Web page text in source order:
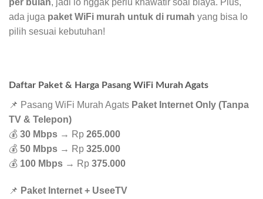
per bulan, jadi lo nggak perlu khawatir soal biaya. Plus,
ada juga paket WiFi murah untuk di rumah yang bisa lo
pilih sesuai kebutuhan!
Daftar Paket & Harga Pasang WiFi Murah Agats
📌 Pasang WiFi Murah Agats Paket Internet Only (Tanpa
TV & Telepon)
💰 30 Mbps → Rp 265.000
💰 50 Mbps → Rp 325.000
💰 100 Mbps → Rp 375.000
📌 Paket Internet + UseeTV